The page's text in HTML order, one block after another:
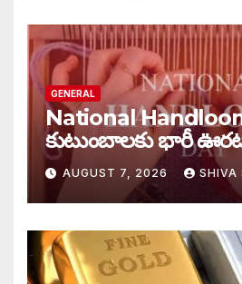
GENERAL
National
కుటుంబాలకు భారీ
AUGUST 7, 2026 SHIVA